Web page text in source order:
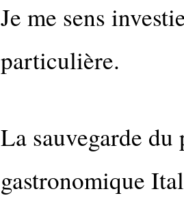
Je me sens
particulière.
La sauvegarde
gastronomique